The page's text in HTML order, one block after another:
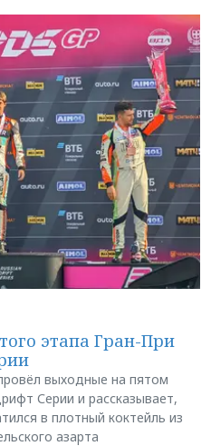
этапа Гран-При
выходные на пятом
Серии и рассказывает,
в плотный коктейль из
азарта